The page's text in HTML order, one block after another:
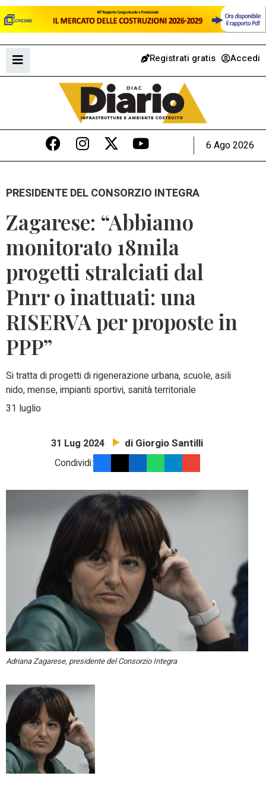
Registrati gratis Accedi
6 Ago 2026
PRESIDENTE DEL CONSORZIO INTEGRA
Zagarese: “Abbiamo
monitorato 18mila
progetti stralciati dal
Pnrr o inattuati: una
RISERVA per proposte in
PPP”
Si tratta di progetti di rigenerazione urbana, scuole, asili
nido, mense, impianti sportivi, sanità territoriale
31 luglio
31 Lug 2024 di Giorgio Santilli
Condividi:
Adriana Zagarese, presidente del Consorzio Integra